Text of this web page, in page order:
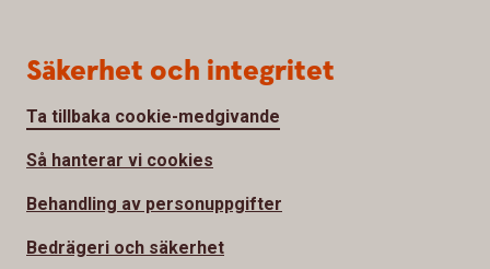
Säkerhet och integritet
Ta tillbaka cookie-medgivande
Så hanterar vi cookies
Behandling av personuppgifter
Bedrägeri och säkerhet